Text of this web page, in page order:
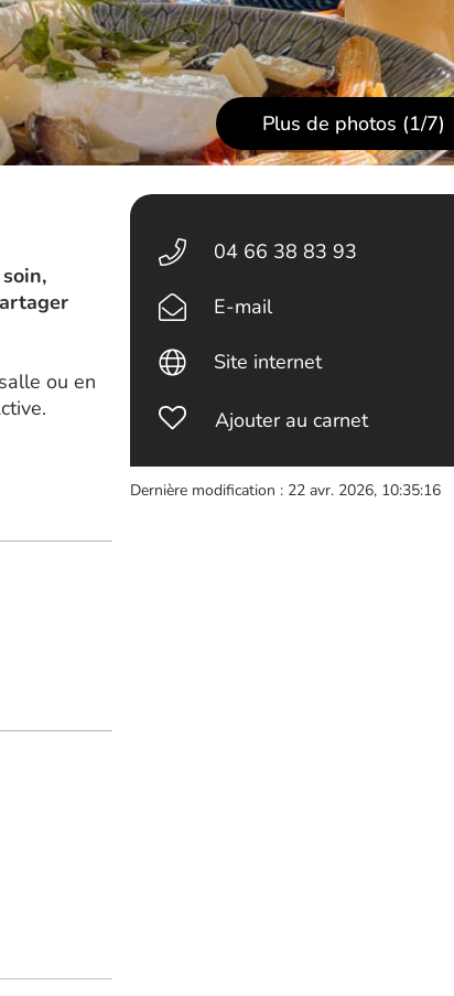
Plus de photos (1/7)
ou en
04 66 38 83 93
E-mail
Site internet
Ajouter au carnet
Dernière modification : 22 avr. 2026, 10:35:16